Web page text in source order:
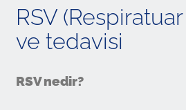
RSV
ve tedavisi
RSV nedir?